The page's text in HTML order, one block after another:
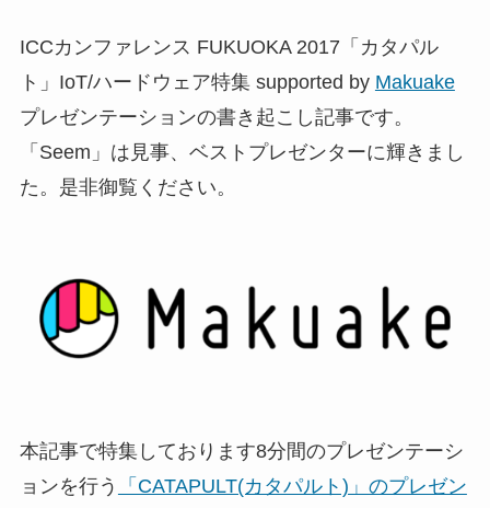
ICCカンファレンス FUKUOKA 2017「カタパル
ト」IoT/ハードウェア特集 supported by Makuake
プレゼンテーションの書き起こし記事です。
「Seem」は見事、ベストプレゼンターに輝きまし
た。是非御覧ください。
本記事で特集しております8分間のプレゼンテーシ
ョンを行う
「CATAPULT(カタパルト)」のプレゼン